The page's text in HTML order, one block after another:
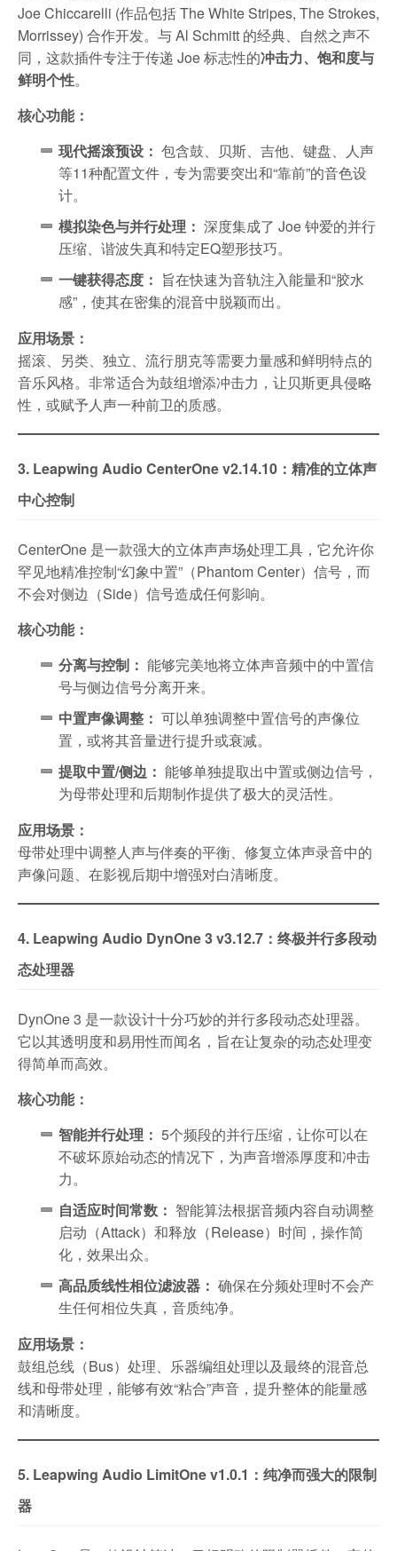
Joe Chiccarelli (作品包括 The White Stripes, The Strokes,
Morrissey) 合作开发。与 Al Schmitt 的经典、自然之声不
同，这款插件专注于传递 Joe 标志性的冲击力、饱和度与
鲜明个性。
核心功能：
现代摇滚预设： 包含鼓、贝斯、吉他、键盘、人声
等11种配置文件，专为需要突出和“靠前”的音色设
计。
模拟染色与并行处理： 深度集成了 Joe 钟爱的并行
压缩、谐波失真和特定EQ塑形技巧。
一键获得态度： 旨在快速为音轨注入能量和“胶水
感”，使其在密集的混音中脱颖而出。
应用场景：
摇滚、另类、独立、流行朋克等需要力量感和鲜明特点的
音乐风格。非常适合为鼓组增添冲击力，让贝斯更具侵略
性，或赋予人声一种前卫的质感。
3. Leapwing Audio CenterOne v2.14.10：精准的立体声
中心控制
CenterOne 是一款强大的立体声声场处理工具，它允许你
罕见地精准控制“幻象中置”（Phantom Center）信号，而
不会对侧边（Side）信号造成任何影响。
核心功能：
分离与控制： 能够完美地将立体声音频中的中置信
号与侧边信号分离开来。
中置声像调整： 可以单独调整中置信号的声像位
置，或将其音量进行提升或衰减。
提取中置/侧边： 能够单独提取出中置或侧边信号，
为母带处理和后期制作提供了极大的灵活性。
应用场景：
母带处理中调整人声与伴奏的平衡、修复立体声录音中的
声像问题、在影视后期中增强对白清晰度。
4. Leapwing Audio DynOne 3 v3.12.7：终极并行多段动
态处理器
DynOne 3 是一款设计十分巧妙的并行多段动态处理器。
它以其透明度和易用性而闻名，旨在让复杂的动态处理变
得简单而高效。
核心功能：
智能并行处理： 5个频段的并行压缩，让你可以在
不破坏原始动态的情况下，为声音增添厚度和冲击
力。
自适应时间常数： 智能算法根据音频内容自动调整
启动（Attack）和释放（Release）时间，操作简
化，效果出众。
高品质线性相位滤波器： 确保在分频处理时不会产
生任何相位失真，音质纯净。
应用场景：
鼓组总线（Bus）处理、乐器编组处理以及最终的混音总
线和母带处理，能够有效“粘合”声音，提升整体的能量感
和清晰度。
5. Leapwing Audio LimitOne v1.0.1：纯净而强大的限制
器